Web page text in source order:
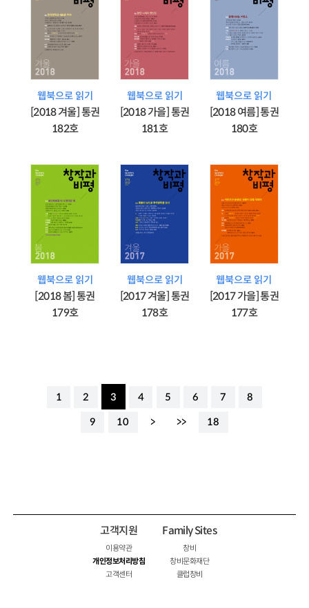
웹북으로 읽기
[2018 겨울] 통권
182호
웹북으로 읽기
[2018 가을] 통권
181호
웹북으로 읽기
[2018 여름] 통권
180호
웹북으로 읽기
[2018 봄] 통권
179호
웹북으로 읽기
[2017 겨울] 통권
178호
웹북으로 읽기
[2017 가을] 통권
177호
1 2 3 4 5 6 7 8
9 10 > >> 18
고객지원
이용약관
개인정보처리방침
고객센터
Family Sites
창비
창비문화재단
클럽창비